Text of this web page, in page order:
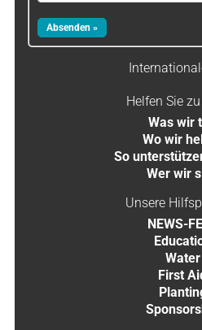
Helfen Sie
Was wir
Wo wir
So
Wer wir
Unsere
NEWS-
Water
First